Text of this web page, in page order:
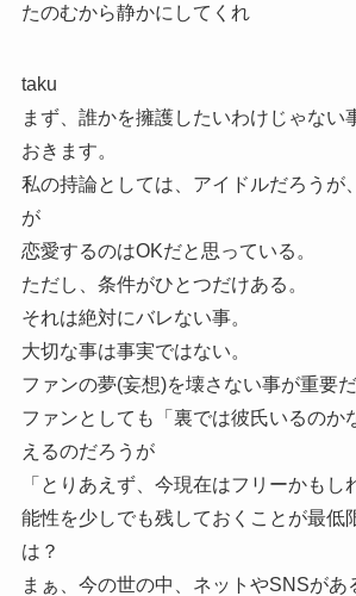
たのむから静かにしてくれ
taku
まず、誰かを擁護したいわけじゃない
おきます。
私の持論としては、アイドルだろうが
が
恋愛するのはOKだと思っている。
ただし、条件がひとつだけある。
それは絶対にバレない事。
大切な事は事実ではない。
ファンの夢(妄想)を壊さない事が重要
ファンとしても「裏では彼氏いるのか
えるのだろうが
「とりあえず、今現在はフリーかもし
能性を少しでも残しておくことが最低
は？
まぁ、今の世の中、ネットやSNSがあ